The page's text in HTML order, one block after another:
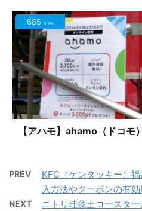
685 view
【アハモ】ahamo（ドコモ
PREV
KFC（ケンタッキー）
入方法やクーポンの有効
NEXT
ニトリ珪藻土コースター